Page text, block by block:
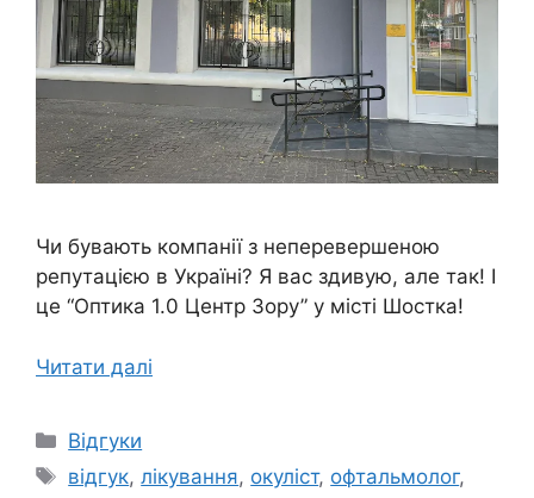
Чи бувають компанії з неперевершеною
репутацією в Україні? Я вас здивую, але так! І
це “Оптика 1.0 Центр Зору” у місті Шостка!
Читати далі
Категорії
Відгуки
Позначки
відгук,лікування, окуліст, офтальмолог,